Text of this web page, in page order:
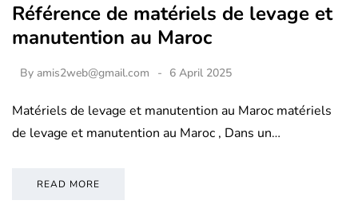
Référence de matériels de levage et
manutention au Maroc
By amis2web@gmail.com 6 April 2025
Matériels de levage et manutention au Maroc matériels
de levage et manutention au Maroc , Dans un…
READ MORE